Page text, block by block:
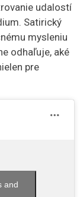
udalostí
Satirický
mysleniu
odhaľuje, aké
pre
and